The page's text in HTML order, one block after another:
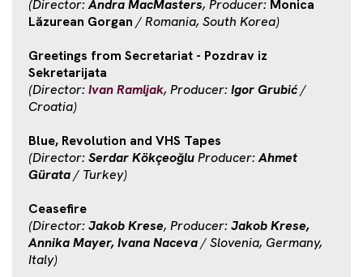
(Director:Andra MacMasters, Producer: Monica
Lăzurean Gorgan / Romania, South Korea)
Greetings from Secretariat - Pozdrav iz
Sekretarijata
(Director:Ivan Ramljak, Producer:Igor Grubić/
Croatia)
Blue, Revolution and VHS Tapes
(Director:Serdar KökçeoğluProducer:Ahmet
Gürata/ Turkey)
Ceasefire
(Director:Jakob Krese, Producer:Jakob Krese,
Annika Mayer, Ivana Naceva/ Slovenia, Germany,
Italy)